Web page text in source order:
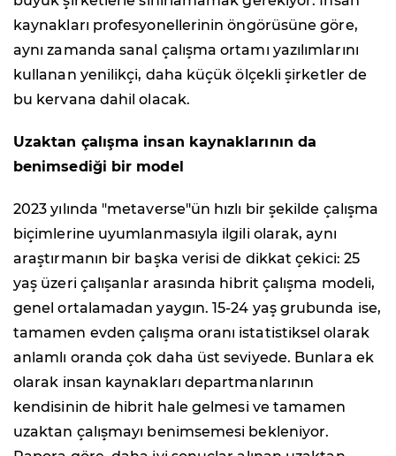
kaynakları profesyonellerinin öngörüsüne göre,
aynı zamanda sanal çalışma ortamı yazılımlarını
kullanan yenilikçi, daha küçük ölçekli şirketler de
bu kervana dahil olacak.
Uzaktan çalışma insan kaynaklarının da
benimsediği bir model
2023 yılında "metaverse"ün hızlı bir şekilde çalışma
biçimlerine uyumlanmasıyla ilgili olarak, aynı
araştırmanın bir başka verisi de dikkat çekici: 25
yaş üzeri çalışanlar arasında hibrit çalışma modeli,
genel ortalamadan yaygın. 15-24 yaş grubunda ise,
tamamen evden çalışma oranı istatistiksel olarak
anlamlı oranda çok daha üst seviyede. Bunlara ek
olarak insan kaynakları departmanlarının
kendisinin de hibrit hale gelmesi ve tamamen
uzaktan çalışmayı benimsemesi bekleniyor.